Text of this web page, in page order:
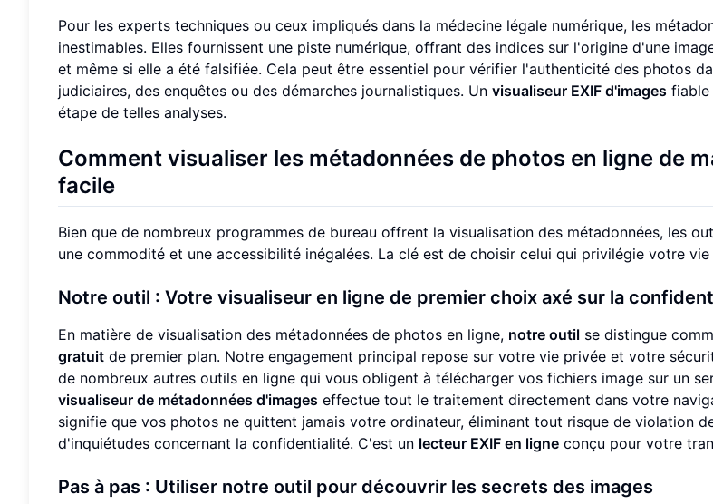
Pour les experts techniques ou ceux impliqués dans la médecine légale numérique, les
inestimables. Elles fournissent une piste numérique, offrant des indices sur l'origine d'une
et même si elle a été falsifiée. Cela peut être essentiel pour vérifier l'authenticité des photos
judiciaires, des enquêtes ou des démarches journalistiques. Un visualiseur EXIF d'images fiable
étape de telles analyses.
Comment visualiser les métadonnées de photos en ligne de
facile
Bien que de nombreux programmes de bureau offrent la visualisation des métadonnées, les
une commodité et une accessibilité inégalées. La clé est de choisir celui qui privilégie votre vie
Notre outil : Votre visualiseur en ligne de premier choix axé sur la
En matière de visualisation des métadonnées de photos en ligne, notre outil se distingue
gratuit de premier plan. Notre engagement principal repose sur votre vie privée et votre
de nombreux autres outils en ligne qui vous obligent à télécharger vos fichiers image sur un
visualiseur de métadonnées d'images effectue tout le traitement directement dans votre
signifie que vos photos ne quittent jamais votre ordinateur, éliminant tout risque de violation
d'inquiétudes concernant la confidentialité. C'est un lecteur EXIF en ligne conçu pour votre
Pas à pas : Utiliser notre outil pour découvrir les secrets des images